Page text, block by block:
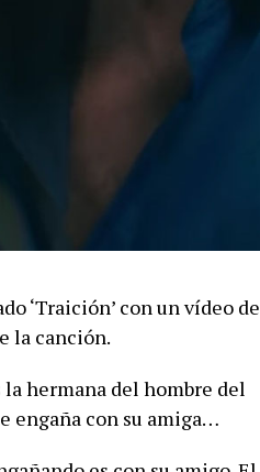
‘Traición’ con un vídeo de
la canción.
hermana del hombre del
engaña con su amiga…